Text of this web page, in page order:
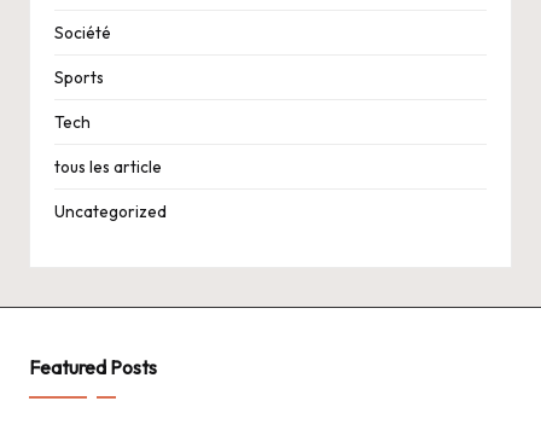
Société
Sports
Tech
tous les article
Uncategorized
Featured Posts